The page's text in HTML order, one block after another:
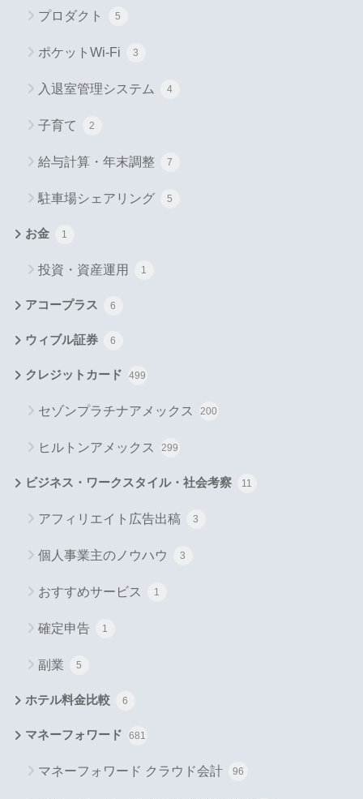
プロダクト 5
ポケットWi-Fi 3
入退室管理システム 4
子育て 2
給与計算・年末調整 7
駐車場シェアリング 5
お金 1
投資・資産運用 1
アコープラス 6
ウィブル証券 6
クレジットカード 499
セゾンプラチナアメックス 200
ヒルトンアメックス 299
ビジネス・ワークスタイル・社会考察 11
アフィリエイト広告出稿 3
個人事業主のノウハウ 3
おすすめサービス 1
確定申告 1
副業 5
ホテル料金比較 6
マネーフォワード 681
マネーフォワード クラウド会計 96